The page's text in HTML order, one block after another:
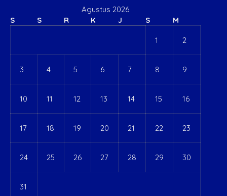
Agustus 2026
S
S R K J S M
1 2
3 4 5 6 7 8 9
10 11 12 13 14 15 16
17 18 19 20 21 22 23
24 25 26 27 28 29 30
31